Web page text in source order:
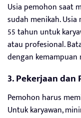
Usia pemohon saat
sudah menikah.
55 tahun untuk
atau profesional.
dengan
3. Pekerjaan dan
Pemohon harus
Untuk karyawan,